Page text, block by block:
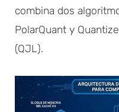
combina dos
PolarQuant y
(QJL).